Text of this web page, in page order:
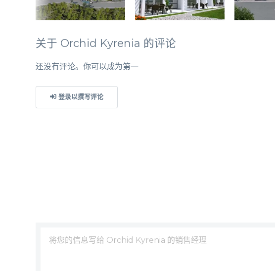
关于 Orchid Kyrenia 的评论
还没有评论。你可以成为第一
登录以撰写评论